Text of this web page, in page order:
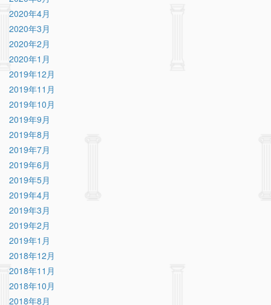
2020年4月
2020年3月
2020年2月
2020年1月
2019年12月
2019年11月
2019年10月
2019年9月
2019年8月
2019年7月
2019年6月
2019年5月
2019年4月
2019年3月
2019年2月
2019年1月
2018年12月
2018年11月
2018年10月
2018年8月